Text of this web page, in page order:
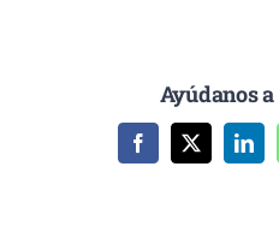
Ayúdanos
Facebook
X